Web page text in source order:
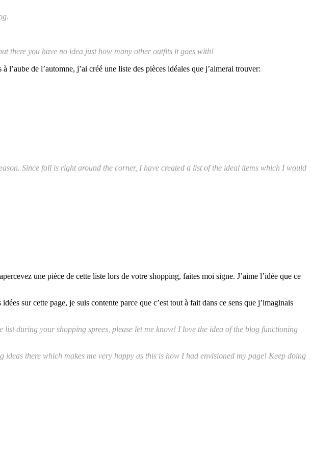
there you have no idea just how many other outfits it goes with!
de l’automne, j’ai créé une liste des pièces idéales que j’aimerai trouver:
Since fall is right around the corner, I have created a list of the ideal items which I would
une pièce de cette liste lors de votre shopping, faites moi signe. J’aime l’idée que ce
sur cette page, je suis contente parce que c’est tout à fait dans ce sens que j’imaginais
during your shopping sprees, please let me know! I love the idea of the blog functioning
ideas there which makes me very happy as this is how I had envisioned my page! Keep doing